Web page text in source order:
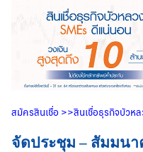
สมัครสินเชื่อ >>สินเชื่อธุรกิจบัวห
จัดประชุม – สัมมนา